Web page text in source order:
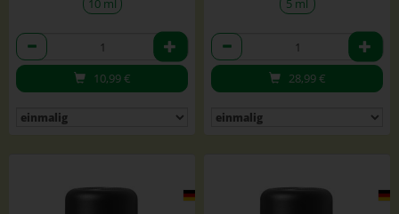
10 ml
Anzahl
10,99€
5 ml
Anzahl
28,99€